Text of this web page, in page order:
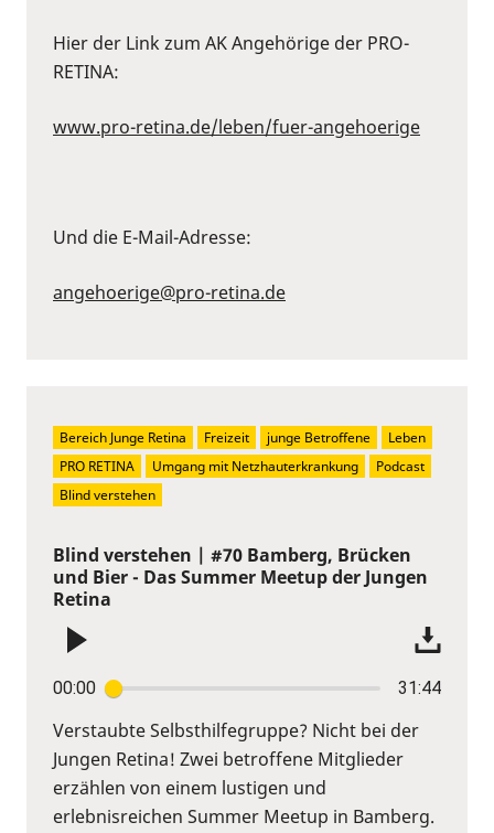
Hier der Link zum AK Angehörige der PRO-
RETINA:
www.pro-retina.de/leben/fuer-angehoerige
Und die E-Mail-Adresse:
angehoerige@pro-retina.de
Blind verstehen | #70 Bamberg, Brücken
und Bier - Das Summer Meetup der Jungen
Retina
00:00 31:44
Verstaubte Selbsthilfegruppe? Nicht bei der
Jungen Retina! Zwei betroffene Mitglieder
erzählen von einem lustigen und
erlebnisreichen Summer Meetup in Bamberg.
Bereich Junge Retina Freizeit junge Betroffene
Leben
PRO RETINA
Umgang mit Netzhauterkrankung
Podcast
Blind verstehen